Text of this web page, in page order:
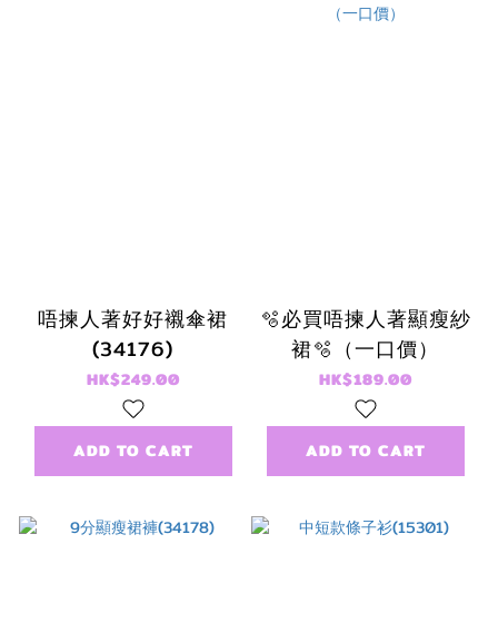
唔揀人著好好襯傘裙
(34176)
HK$249.00
ADD TO CART
🫧必買唔揀人著顯瘦紗
裙🫧（一口價）
HK$189.00
ADD TO CART